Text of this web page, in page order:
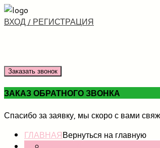
ВХОД / РЕГИСТРАЦИЯ
Заказать звонок
ЗАКАЗ ОБРАТНОГО ЗВОНКА
Спасибо за заявку, мы скоро с вами
ГЛАВНАЯВернуться на главную